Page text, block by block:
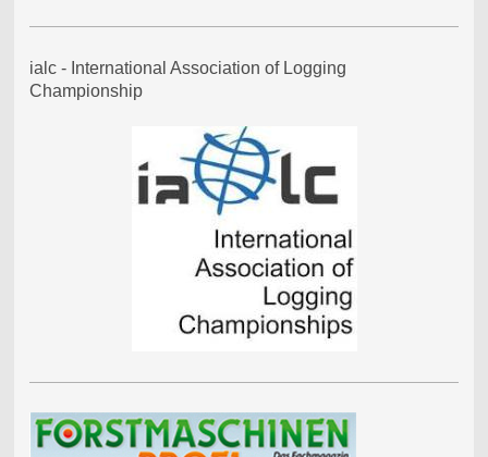
ialc - International Association of Logging
Championship